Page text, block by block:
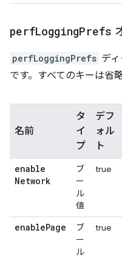
perfLoggingPrefs
perfLoggingPrefs デ
です。すべてのキーは省
名前
タ
イ
プ
デフ
ォル
ト
enable
Network
ブ
ー
ル
値
true
enablePage
ブ
ー
ル
true